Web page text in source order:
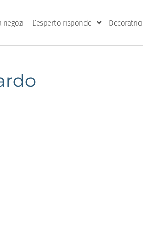
negozi L’esperto risponde Decoratrici